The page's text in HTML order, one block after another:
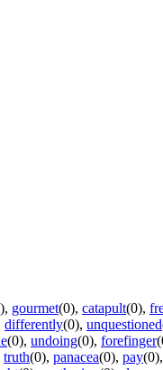
, gourmet(0), catapult(0),
differently(0), unquestioned
(0), undoing(0), forefinger
truth(0), panacea(0), pay(0),